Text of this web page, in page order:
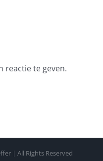
reactie te geven.
| All Rights Reserved